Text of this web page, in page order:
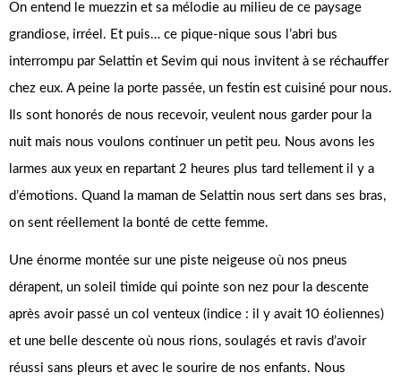
On entend le muezzin et sa mélodie au milieu de ce paysage
grandiose, irréel. Et puis… ce pique-nique sous l’abri bus
interrompu par Selattin et Sevim qui nous invitent à se réchauffer
chez eux. A peine la porte passée, un festin est cuisiné pour nous.
Ils sont honorés de nous recevoir, veulent nous garder pour la
nuit mais nous voulons continuer un petit peu. Nous avons les
larmes aux yeux en repartant 2 heures plus tard tellement il y a
d’émotions. Quand la maman de Selattin nous sert dans ses bras,
on sent réellement la bonté de cette femme.
Une énorme montée sur une piste neigeuse où nos pneus
dérapent, un soleil timide qui pointe son nez pour la descente
après avoir passé un col venteux (indice : il y avait 10 éoliennes)
et une belle descente où nous rions, soulagés et ravis d’avoir
réussi sans pleurs et avec le sourire de nos enfants. Nous